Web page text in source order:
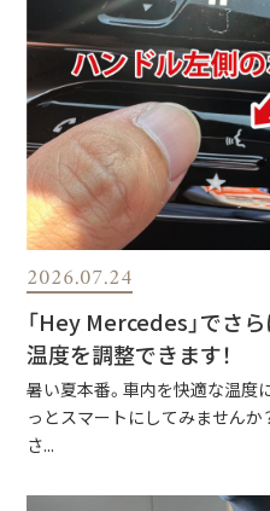
2026.07.24
「Hey Mercedes」でさ
温度を調整できます！
暑い夏本番。車内を快適な温度
っとスマートにしてみませんか
さ...